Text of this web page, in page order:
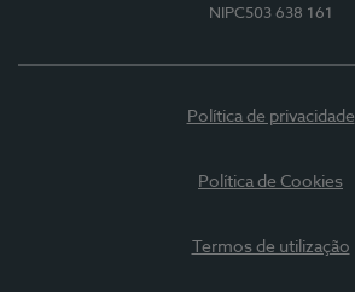
NIPC503 638 161
Política de privacidade
Política de Cookies
Termos de utilização